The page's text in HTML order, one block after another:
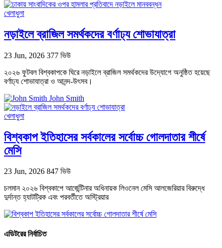
খেলাধুলা
নড়াইলে ব্রাজিল সমর্থকদের বর্ণাঢ্য শোভাযাত্রা
23 Jun, 2026 377 ভিউ
২০২৬ ফুটবল বিশ্বকাপকে ঘিরে নড়াইলে ব্রাজিল সমর্থকদের উদ্যোগে অনুষ্ঠিত হয়েছে
বর্ণাঢ্য শোভাযাত্রা ও আনন্দ-উৎসব।
John Smith
খেলাধুলা
বিশ্বকাপ ইতিহাসের সর্বকালের সর্বোচ্চ গোলদাতার শীর্ষে
মেসি
23 Jun, 2026 847 ভিউ
চলমান ২০২৬ বিশ্বকাপে আর্জেন্টিনার অধিনায়ক লিওনেল মেসি আলজেরিয়ার বিরুদ্ধে
দুর্দান্ত হ্যাটট্রিক এবং পরবর্তীতে অস্ট্রিয়ার
এডিটরের নির্বাচিত